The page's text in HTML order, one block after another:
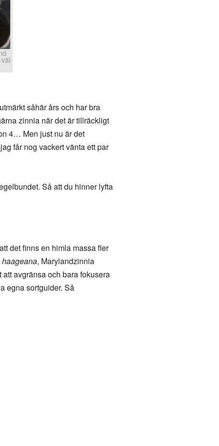
såhär års och har bra
zinnia när det är tillräckligt
4… Men just nu är det
får nog vackert vänta ett par
Så att du hinner lyfta
det finns en himla massa fler
, Marylandzinnia
avgränsa och bara fokusera
egna sortguider. Så